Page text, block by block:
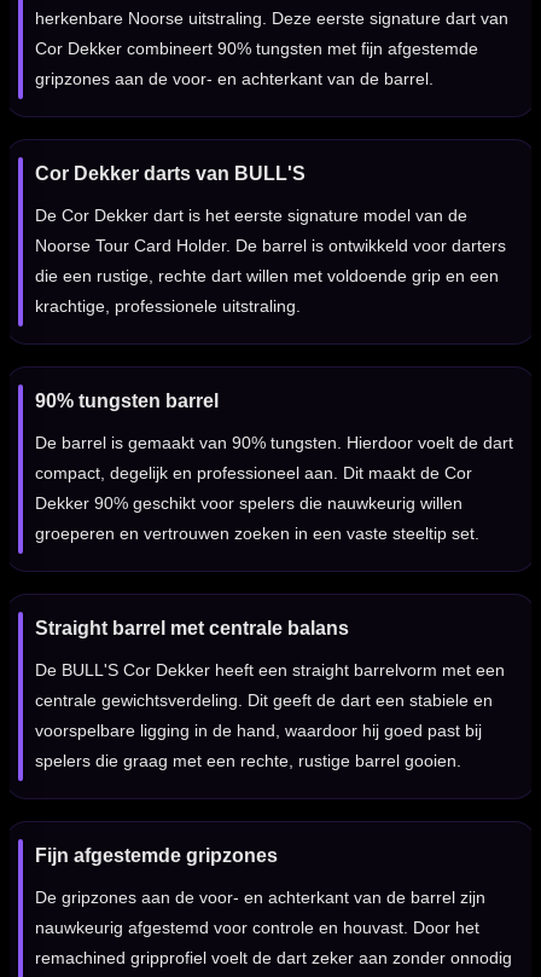
herkenbare Noorse uitstraling. Deze eerste signature dart van
Cor Dekker combineert 90% tungsten met fijn afgestemde
gripzones aan de voor- en achterkant van de barrel.
Cor Dekker darts van BULL'S
De Cor Dekker dart is het eerste signature model van de
Noorse Tour Card Holder. De barrel is ontwikkeld voor darters
die een rustige, rechte dart willen met voldoende grip en een
krachtige, professionele uitstraling.
90% tungsten barrel
De barrel is gemaakt van 90% tungsten. Hierdoor voelt de dart
compact, degelijk en professioneel aan. Dit maakt de Cor
Dekker 90% geschikt voor spelers die nauwkeurig willen
groeperen en vertrouwen zoeken in een vaste steeltip set.
Straight barrel met centrale balans
De BULL'S Cor Dekker heeft een straight barrelvorm met een
centrale gewichtsverdeling. Dit geeft de dart een stabiele en
voorspelbare ligging in de hand, waardoor hij goed past bij
spelers die graag met een rechte, rustige barrel gooien.
Fijn afgestemde gripzones
De gripzones aan de voor- en achterkant van de barrel zijn
nauwkeurig afgestemd voor controle en houvast. Door het
remachined gripprofiel voelt de dart zeker aan zonder onnodig